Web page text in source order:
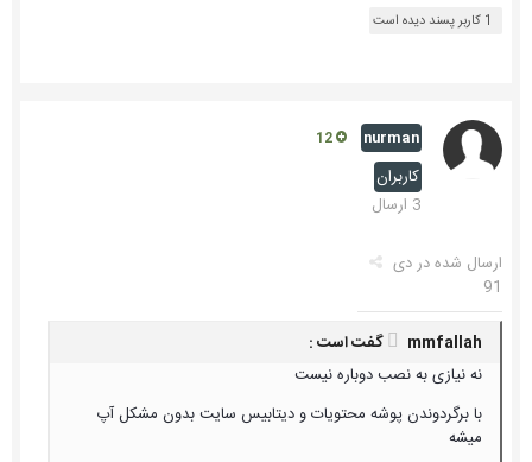
1 کاربر پسند دیده است
nurman
کاربران
3 ارسال
ارسال شده دردی
91
mmfallah گفت است :
نه نیازی به نصب دوباره نیست
با برگردوندن پوشه محتویات و دیتابیس سایت بدون مشکل آپ
میشه